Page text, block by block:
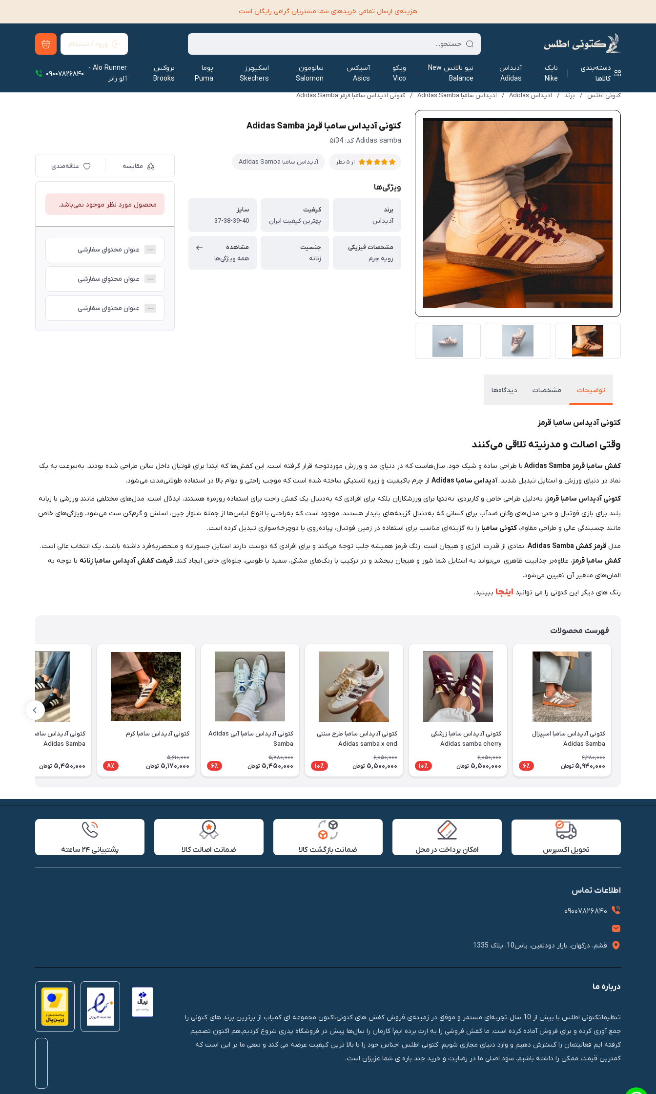
هزینه‌ی ارسال تمامی خرید‌های شما مشتریان گرامی رایگان است
ورود / ثبت‌نام
دسته‌بندی
کالاها
نایک
Nike
آدیداس
Adidas
نیو بالانس New
Balance
ویکو
Vico
آسیکس
Asics
سالومون
Salomon
اسکیچرز
Skechers
پوما
Puma
بروکس
Brooks
Alo Runner -
آلو رانر‌
09007826840
کتونی اطلس / برند / آدیداس Adidas / آدیداس سامبا Adidas Samba / کتونی آدیداس سامبا قرمز Adidas Samba
کتونی آدیداس سامبا قرمز Adidas Samba
Adidas samba کد: ۵۱34
از 5 نظر آدیداس سامبا Adidas Samba
ویژگی‌ها
برند
آدیداس
کیفیت
بهترین کیفیت ایران
سایز
37-38-39-40
مشخصات فیزیکی
رویه چرم
جنسیت
زنانه
مشاهده
همه ویژگی‌ها
مقایسه علاقه‌مندی
محصول مورد نظر موجود نمی‌باشد.
عنوان محتوای سفارشی
عنوان محتوای سفارشی
عنوان محتوای سفارشی
توضیحات مشخصات دیدگاه‌ها
کتونی آدیداس سامبا قرمز
وقتی اصالت و مدرنیته تلاقی می‌کنند
کفش سامبا قرمز Adidas Samba
با طراحی ساده و شیک خود، سال‌هاست که در دنیای مد و ورزش موردتوجه قرار گرفته‌ است. این کفش‌ها که ابتدا برای فوتبال داخل سالن طراحی شده بودند، به‌سرعت به یک
نماد در دنیای ورزش و استایل تبدیل شدند. آدیداس سامبا Adidas
از چرم باکیفیت و زیره لاستیکی ساخته شده است که موجب راحتی و دوام بالا در استفاده طولانی‌مدت می‌شود.
کتونی آدیداس سامبا قرمز ، به‌دلیل طراحی خاص و کاربردی، نه‌تنها برای ورزشکاران بلکه برای افرادی که به‌دنبال یک کفش راحت برای استفاده روزمره هستند، ایدئال است. مدل‌های مختلفی مانند ورزشی با زبانه
بلند برای بازی فوتبال و حتی مدل‌های وگان ضدآب برای کسانی که به‌دنبال گزینه‌های پایدار هستند، موجود است که به‌راحتی با انواع لباس‌ها از جمله شلوار جین، اسلش و گرم‌کن ست می‌شود. ویژگی‌های خاص
مانند چسبندگی عالی و طراحی مقاوم، کتونی سامبا را به گزینه‌ای مناسب برای استفاده در زمین فوتبال، پیاده‌روی یا دوچرخه‌سواری تبدیل کرده است.
مدل قرمز کفش Adidas Samba
، نمادی از قدرت، انرژی و هیجان است. رنگ قرمز همیشه جلب توجه می‌کند و برای افرادی که دوست دارند استایل جسورانه و منحصربه‌فرد داشته باشند، یک انتخاب عالی است.
کفش سامبا قرمز ، علاوه‌بر جذابیت ظاهری، می‌تواند به استایل شما شور و هیجان ببخشد و در ترکیب با رنگ‌های مشکی، سفید یا طوسی، جلوه‌ای خاص ایجاد کند. قیمت کفش آدیداس سامبا زنانه با توجه به
المان‌های متغیر آن تعیین می‌شود.
رنگ های دیگر این کتونی را می توانید اینجا ببینید.
فهرست محصولات
کتونی آدیداس سامبا اسپیزال
Adidas Samba
6,280,000
5,940,000 تومان 6٪
کتونی آدیداس سامبا زرشکی
Adidas samba cherry
6,050,000
5,500,000 تومان 10٪
کتونی آدیداس سامبا طرح سنتی
Adidas samba x end
6,050,000
5,500,000 تومان 10٪
کتونی آدیداس سامبا آبی Adidas
Samba
5,780,000
5,450,000 تومان 6٪
کتونی آدیداس سامبا کرم
5,610,000
5,170,000 تومان 8٪
کتونی آدیداس سامبا مشکی
Adidas Samba
5,450,000 تومان
تحویل اکسپرس امکان پرداخت در محل ضمانت بازگشت کالا ضمانت اصالت کالا پشتیبانی ۲۴ ساعته
اطلاعات تماس
09007826840
قشم، درگهان، بازار دودلفین، یاس10، پلاک 1335
درباره ما
تنظیماتکتونی اطلس با بیش از 10 سال تجربه‌ای مستمر و موفق در زمینه‌ی فروش کفش های کتونی،اکنون مجموعه ای کمیاب از برترین برند های کتونی را
جمع آوری کرده و برای فروش آماده کرده است. ما کفش فروشی را به ارث برده ایم! کارمان را سال‌ها پیش در فروشگاه پدری شروع کردیم.هم اکنون تصمیم
گرفته ایم فعالیتمان را گسترش دهیم و وارد دنیای مجازی شویم. کتونی اطلس اجناس خود را با بالا ترین کیفیت عرضه می کند و سعی ما بر این است که
کمترین قیمت ممکن را داشته باشیم. سود اصلی ما در رضایت و خرید چند باره ی شما عزیزان است.